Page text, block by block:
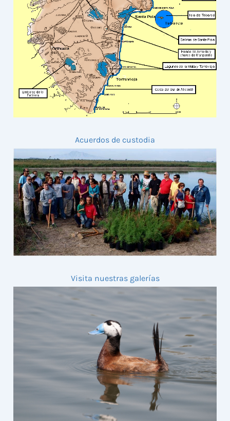
Acuerdos de custodia
Visita nuestras galerías